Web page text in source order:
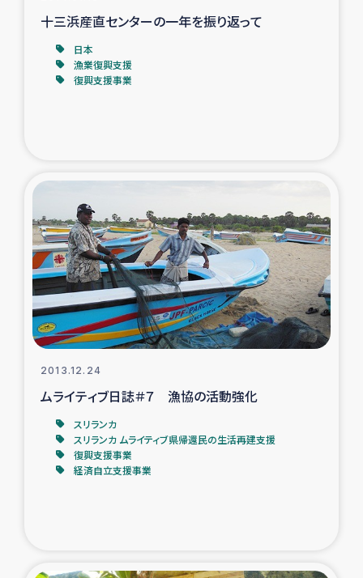
アグロフォレストリー（カカオ）事業
十三浜産直センターの一年を振り返って
日本
漁業復興支援
復興支援事業
2013.12.24
ムライティブ日誌＃７ 漁協の活動強化
スリランカ
スリランカ ムライティブ県帰還民の生活再建支援
復興支援事業
経済自立支援事業